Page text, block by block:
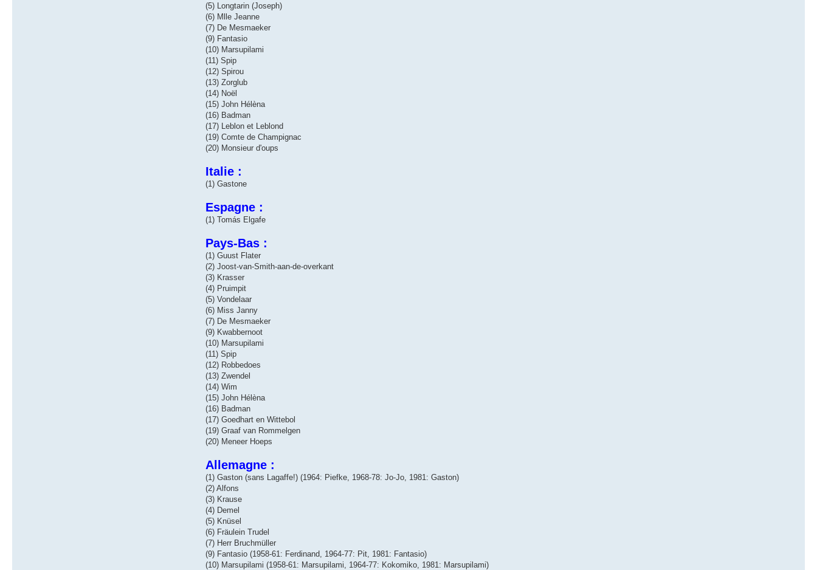
(5) Longtarin (Joseph)
(6) Mlle Jeanne
(7) De Mesmaeker
(9) Fantasio
(10) Marsupilami
(11) Spip
(12) Spirou
(13) Zorglub
(14) Noël
(15) John Hélèna
(16) Badman
(17) Leblon et Leblond
(19) Comte de Champignac
(20) Monsieur d'oups
Italie :
(1) Gastone
Espagne :
(1) Tomás Elgafe
Pays-Bas :
(1) Guust Flater
(2) Joost-van-Smith-aan-de-overkant
(3) Krasser
(4) Pruimpit
(5) Vondelaar
(6) Miss Janny
(7) De Mesmaeker
(9) Kwabbernoot
(10) Marsupilami
(11) Spip
(12) Robbedoes
(13) Zwendel
(14) Wim
(15) John Hélèna
(16) Badman
(17) Goedhart en Wittebol
(19) Graaf van Rommelgen
(20) Meneer Hoeps
Allemagne :
(1) Gaston (sans Lagaffe!) (1964: Piefke, 1968-78: Jo-Jo, 1981: Gaston)
(2) Alfons
(3) Krause
(4) Demel
(5) Knüsel
(6) Fräulein Trudel
(7) Herr Bruchmüller
(9) Fantasio (1958-61: Ferdinand, 1964-77: Pit, 1981: Fantasio)
(10) Marsupilami (1958-61: Marsupilami, 1964-77: Kokomiko, 1981: Marsupilami)